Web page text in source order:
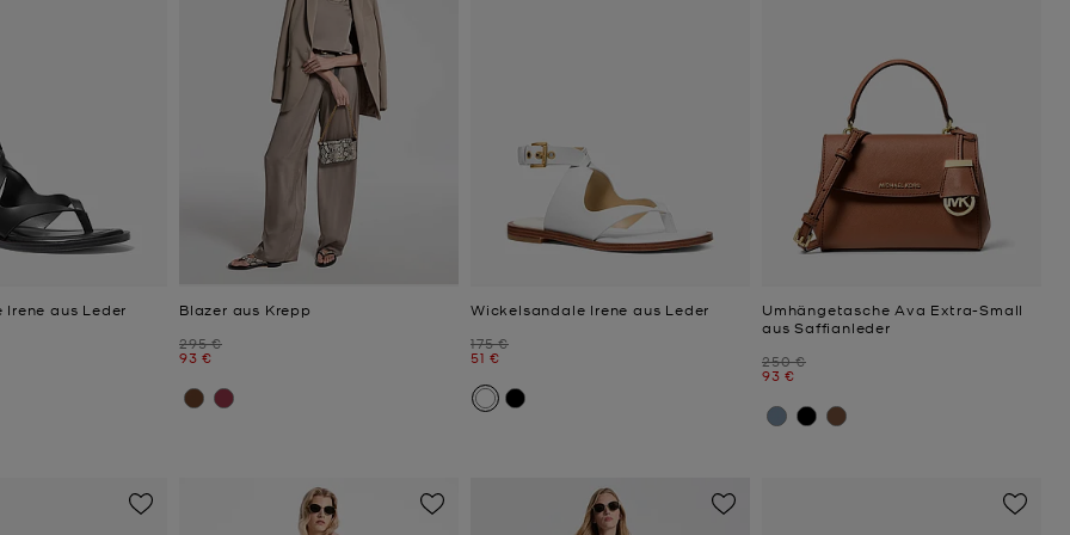
aus Leder
Blazer aus Krepp
Zuvor
295 €
Jetzt
93 €
Wickelsandale Irene aus Leder
Zuvor
175 €
Jetzt
51 €
Umhängetasche Ava Extra-Small
aus Saffianleder
Zuvor
250 €
Jetzt
93 €